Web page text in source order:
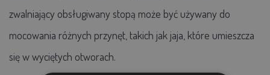
zwalniający obsługiwany stopą może być używany do
mocowania różnych przynęt, takich jak jaja, które umieszcza
się w wyciętych otworach.